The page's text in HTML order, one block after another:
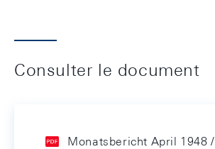
Consulter le document
Monatsbericht April 1948 /